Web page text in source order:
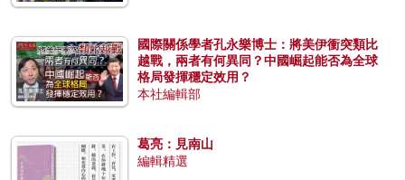
國際關係學者孔永樂博士：將美伊衝突類比
越戰，兩者有何異同？中國崛起能否為全球
格局發揮穩定效用？
本社編輯部
葛亮：見南山
編輯精選